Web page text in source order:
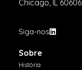
Chicago, IL 60606
Siga-nos
Sobre
História